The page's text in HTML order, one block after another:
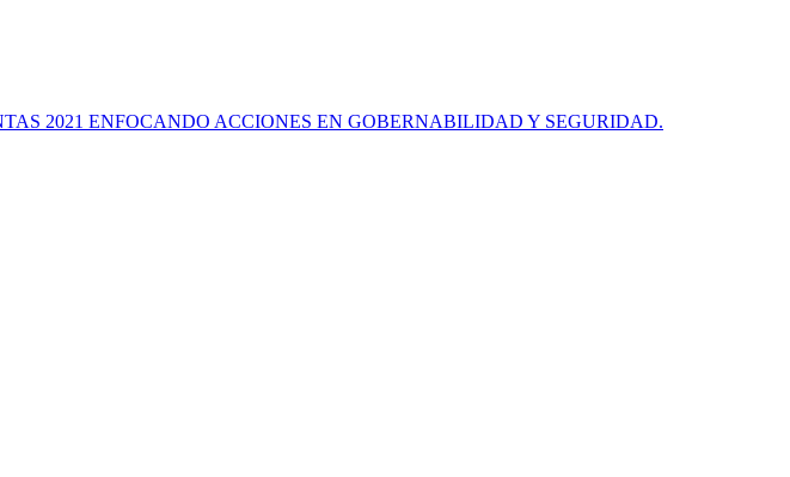
2021 ENFOCANDO ACCIONES EN GOBERNABILIDAD Y SEGURIDAD.